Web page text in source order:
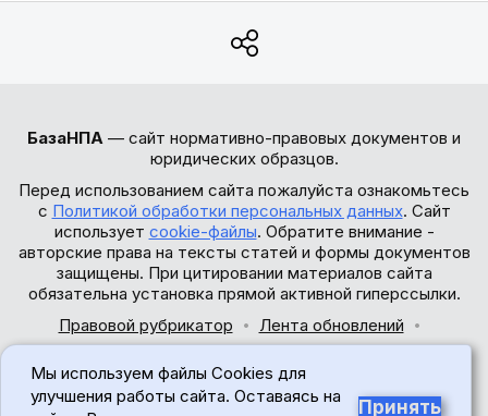
БазаНПА — сайт нормативно-правовых документов и
юридических образцов.
Перед использованием сайта пожалуйста ознакомьтесь
с Политикой обработки персональных данных. Сайт
использует cookie-файлы. Обратите внимание -
авторские права на тексты статей и формы документов
защищены. При цитировании материалов сайта
обязательна установка прямой активной гиперссылки.
Правовой рубрикатор
Лента обновлений
© 2017-2026
Мы используем файлы Cookies для
улучшения работы сайта. Оставаясь на
Принять